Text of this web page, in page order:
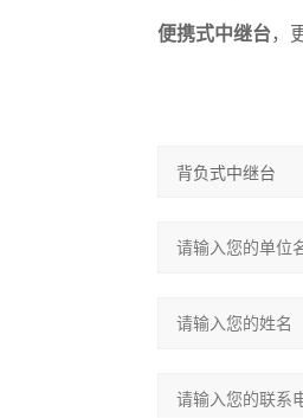
便携式中继台，